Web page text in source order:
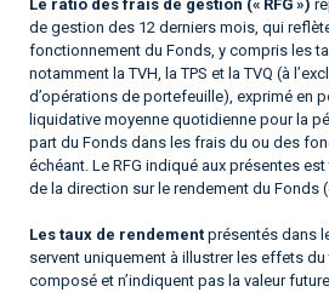
Le ratio des frais de gestion (« RFG »)
de gestion des 12 derniers mois, qui
fonctionnement du Fonds, y compris les
notamment la TVH, la TPS et la TVQ (à
d’opérations de portefeuille), exprimé en
liquidative moyenne quotidienne pour la
part du Fonds dans les frais du ou des
échéant. Le RFG indiqué aux présentes
de la direction sur le rendement du Fonds
Les taux de rendement présentés dans
servent uniquement à illustrer les effets
composé et n’indiquent pas la valeur